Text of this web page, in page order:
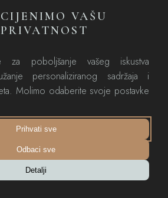
VRIJEME
ned: 08:00 – 23:00 h
CIJENIMO VAŠU
PRIVATNOST
za poboljšanje vašeg iskustva
personaliziranog sadržaja i
Molimo odaberite svoje postavke
Prihvati sve
Odbaci sve
Detalji